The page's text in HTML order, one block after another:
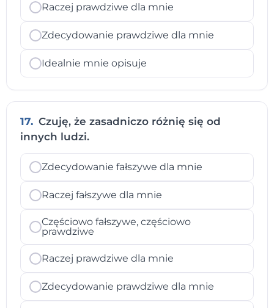
Raczej prawdziwe dla mnie
Zdecydowanie prawdziwe dla mnie
Idealnie mnie opisuje
17. Czuję, że zasadniczo różnię się od
innych ludzi.
Zdecydowanie fałszywe dla mnie
Raczej fałszywe dla mnie
Częściowo fałszywe, częściowo
prawdziwe
Raczej prawdziwe dla mnie
Zdecydowanie prawdziwe dla mnie